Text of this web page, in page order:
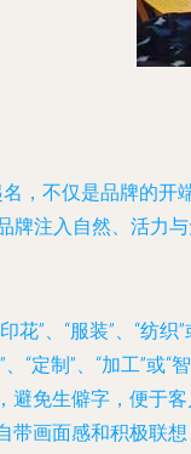
，不仅是品牌的
牌注入自然、活力
花”、“服装”、“纺
、“定制”、“加工”或“
避免生僻字，便于客
带画面感和积极联想